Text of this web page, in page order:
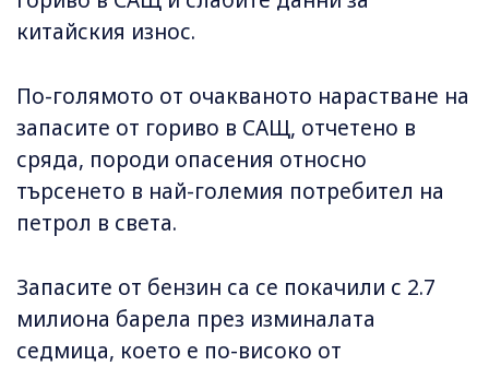
китайския износ.
По-голямото от очакваното нарастване на
запасите от гориво в САЩ, отчетено в
сряда, породи опасения относно
търсенето в най-големия потребител на
петрол в света.
Запасите от бензин са се покачили с 2.7
милиона барела през изминалата
седмица, което е по-високо от